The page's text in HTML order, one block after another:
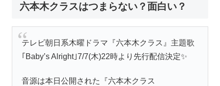
六本木クラスはつまらない？面白い？
テレビ朝日系木曜ドラマ『六本木クラス』主題歌
｢Baby’s Alright｣7/7(木)22時より先行配信決定✨
音源は本日公開された『六本木クラス